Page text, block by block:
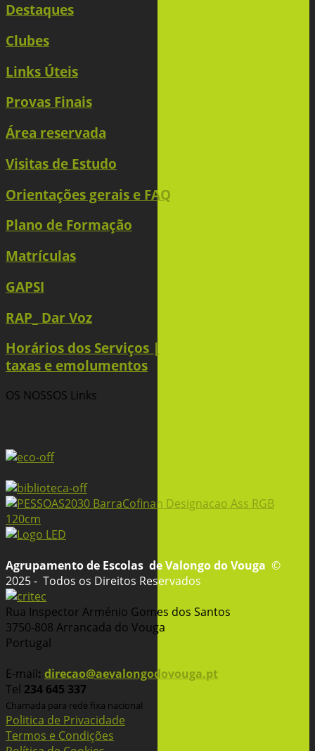
Destaques
Clubes
Links Úteis
Provas Finais
Área reservada
Visitas de Estudo
Orientações gerais e FAQ
Plano de Formação
Matrículas
GAPSI
RAP_ Dar Voz
Horários dos Serviços |
taxas e emolumentos
OS NOSSOS Links
Agrupamento de Escolas de Valongo do Vouga ©
2025 - Todos os Direitos Reservados
Rua Inspector Arménio Gomes dos Santos
3750-808 Arrancada do Vouga
Portugal
E-mail: direcao@aevalongodovouga.pt
Tel 234 645 337
Chamada para rede fixa nacional
Politica de Privacidade
Termos e Condições